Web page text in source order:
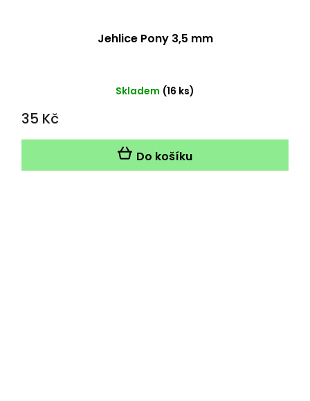
Jehlice Pony 3,5 mm
Skladem (16 ks)
35 Kč
Do košíku